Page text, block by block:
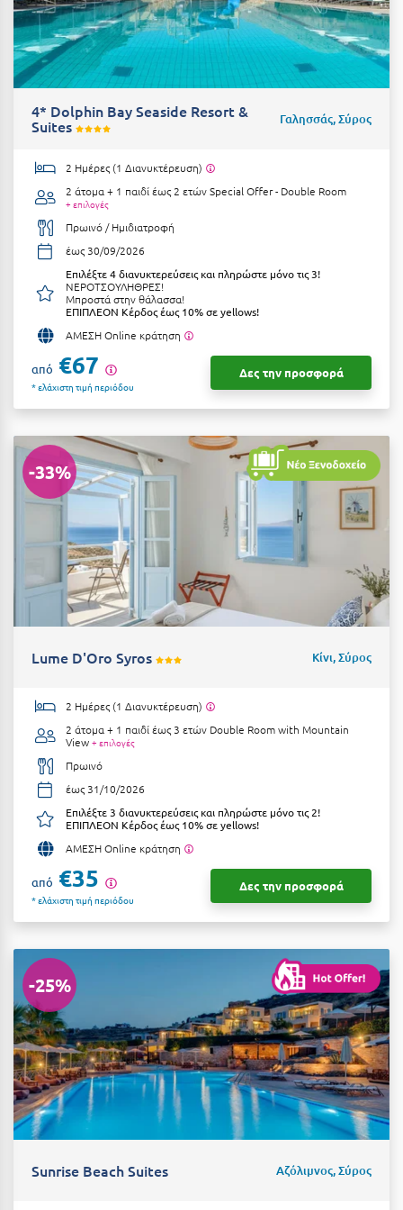
Η
Ηλεία
Ηράκλειο
Θάσος
Θεσσαλονίκη
Ιεράπετρα
Ίος
Κ
Καβάλα
Καλάβρυτα
Καλαμάτα
Κάλαμος
Καμένα Βούρλα
Καρδάμαινα
Καρδαμύλη
Καρδίτσα
Κάρπαθος
Καρπενήσι
Κάσος
Κασσάνδρα
Καστοριά
Κατερίνη
Κέα - Τζιά
Κερατέα
4* Dolphin Bay Seaside Resort &
Suites Γαλησσάς, Σύρος
2 Ημέρες (1 Διανυκτέρευση)
2 άτομα + 1 παιδί έως 2 ετώνSpecial Offer - Double Room
+ επιλογές
Πρωινό / Ημιδιατροφή
έως 30/09/2026
Επιλέξτε 4 διανυκτερεύσεις και πληρώστε μόνο τις 3!
ΝΕΡΟΤΣΟΥΛΗΘΡΕΣ!
Μπροστά στην θάλασσα!
ΕΠΙΠΛΕΟΝ Κέρδος έως 10% σε yellows!
ΑΜΕΣΗ Online κράτηση
από €67
* ελάχιστη τιμή περιόδου
Δες την προσφορά
-33%
Lume D'Oro Syros Κίνι, Σύρος
2 Ημέρες (1 Διανυκτέρευση)
2 άτομα + 1 παιδί έως 3 ετών Double Room with Mountain
View + επιλογές
Πρωινό
έως 31/10/2026
Επιλέξτε 3 διανυκτερεύσεις και πληρώστε μόνο τις 2!
ΕΠΙΠΛΕΟΝ Κέρδος έως 10% σε yellows!
ΑΜΕΣΗ Online κράτηση
από €35
* ελάχιστη τιμή περιόδου
Δες την προσφορά
-25%
Sunrise Beach Suites Αζόλιμνος, Σύρος